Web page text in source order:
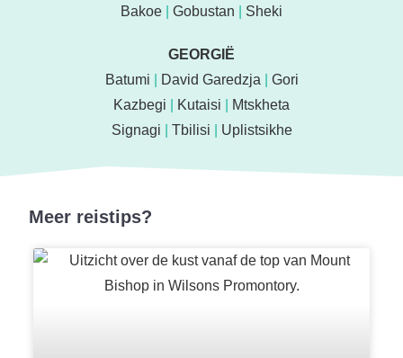
Bakoe
Gobustan Sheki
GEORGIË
Batumi
David Garedzja
Gori
Kazbegi
Kutaisi
Mtskheta
Signagi
Tbilisi Uplistsikhe
Meer reistips?